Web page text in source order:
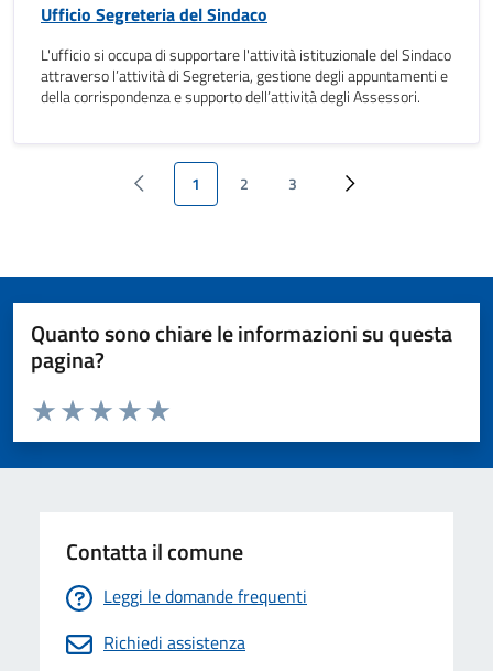
Ufficio Segreteria del Sindaco
L'ufficio si occupa di supportare l'attività istituzionale del Sindaco
attraverso l’attività di Segreteria, gestione degli appuntamenti e
della corrispondenza e supporto dell’attività degli Assessori.
‹ PreviousPagina attuale
1 Page
2 Page
3 ››
Quanto sono chiare le informazioni su questa
pagina?
Valuta da 1 a 5 stelle la pagina
Valuta 5 stelle su 5
Valuta 4 stelle su 5
Valuta 3 stelle su 5
Valuta 2 stelle su 5
Valuta 1 stelle su 5
Contatta il comune
Leggi le domande frequenti
Richiedi assistenza